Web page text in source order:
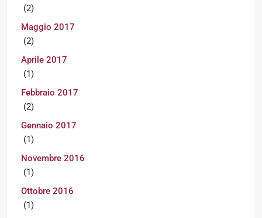
(2)
Maggio 2017
(2)
Aprile 2017
(1)
Febbraio 2017
(2)
Gennaio 2017
(1)
Novembre 2016
(1)
Ottobre 2016
(1)